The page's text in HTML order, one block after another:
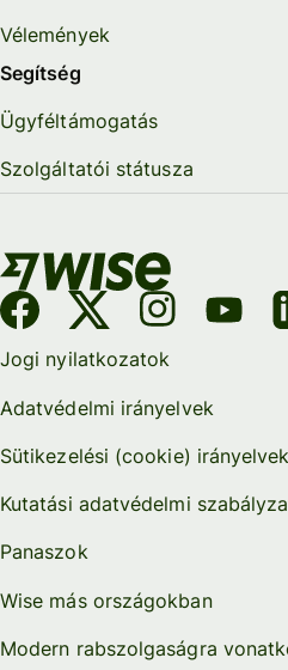
Vélemények
Segítség
Ügyféltámogatás
Szolgáltatói státusza
Jogi nyilatkozatok
Adatvédelmi irányelvek
Sütikezelési (cookie) irányelvek
Kutatási adatvédelmi
Panaszok
Wise más országokban
Modern rabszolgaságra